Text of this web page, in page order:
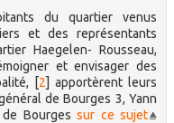
du quartier venus
et des représentants
Haegelen- Rousseau,
et envisager des
[2] apportèrent leurs
de Bourges 3, Yann
Bourges sur ce sujet